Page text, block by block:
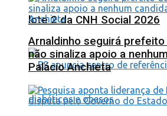
lote 2 da CNH Social 2026
Arnaldinho seguirá prefeito
não sinaliza apoio a
Palácio Anchieta